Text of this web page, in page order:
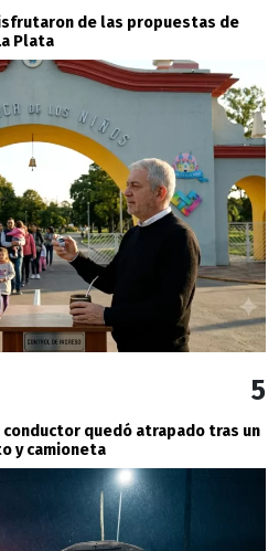
de las propuestas de
Plata
5
quedó atrapado tras un
y camioneta